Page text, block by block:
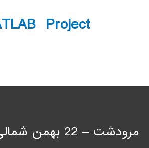
Project
مرودشت – 22 بهمن شمالی